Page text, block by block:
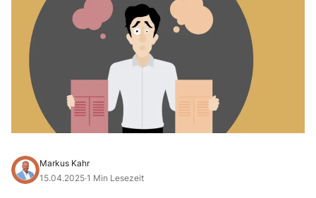
Markus Kahr
15.04.2025·1 Min Lesezeit